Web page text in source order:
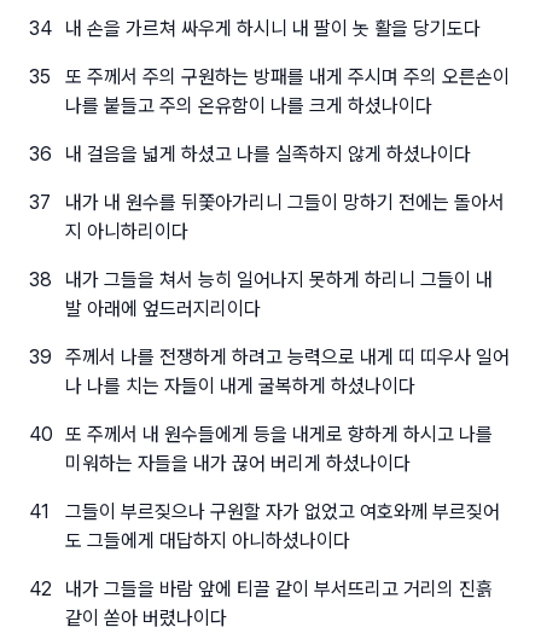
34 내 손을 가르쳐 싸우게 하시니 내 팔이 놋 활을 당기도다
35
또 주께서 주의 구원하는 방패를 내게 주시며 주의 오른손이
나를 붙들고 주의 온유함이 나를 크게 하셨나이다
36 내 걸음을 넓게 하셨고 나를 실족하지 않게 하셨나이다
37
내가 내 원수를 뒤쫓아가리니 그들이 망하기 전에는 돌아서
지 아니하리이다
38
내가 그들을 쳐서 능히 일어나지 못하게 하리니 그들이 내
발 아래에 엎드러지리이다
39
주께서 나를 전쟁하게 하려고 능력으로 내게 띠 띠우사 일어
나 나를 치는 자들이 내게 굴복하게 하셨나이다
40 또 주께서 내 원수들에게 등을 내게로 향하게 하시고 나를
미워하는 자들을 내가 끊어 버리게 하셨나이다
41
그들이 부르짖으나 구원할 자가 없었고 여호와께 부르짖어
도 그들에게 대답하지 아니하셨나이다
42
내가 그들을 바람 앞에 티끌 같이 부서뜨리고 거리의 진흙
같이 쏟아 버렸나이다